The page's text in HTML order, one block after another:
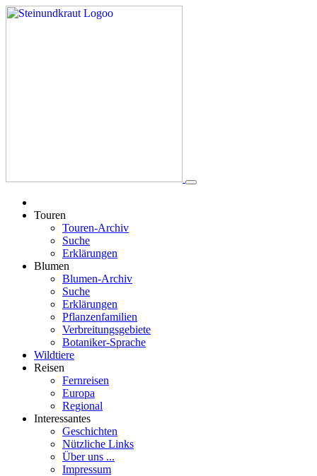
Touren
Touren-Archiv
Suche
Erklärungen
Blumen
Blumen-Archiv
Suche
Erklärungen
Pflanzenfamilien
Verbreitungsgebiete
Botaniker-Sprache
Wildtiere
Reisen
Fernreisen
Europa
Regional
Interessantes
Geschichten
Nützliche Links
Über uns ...
Impressum